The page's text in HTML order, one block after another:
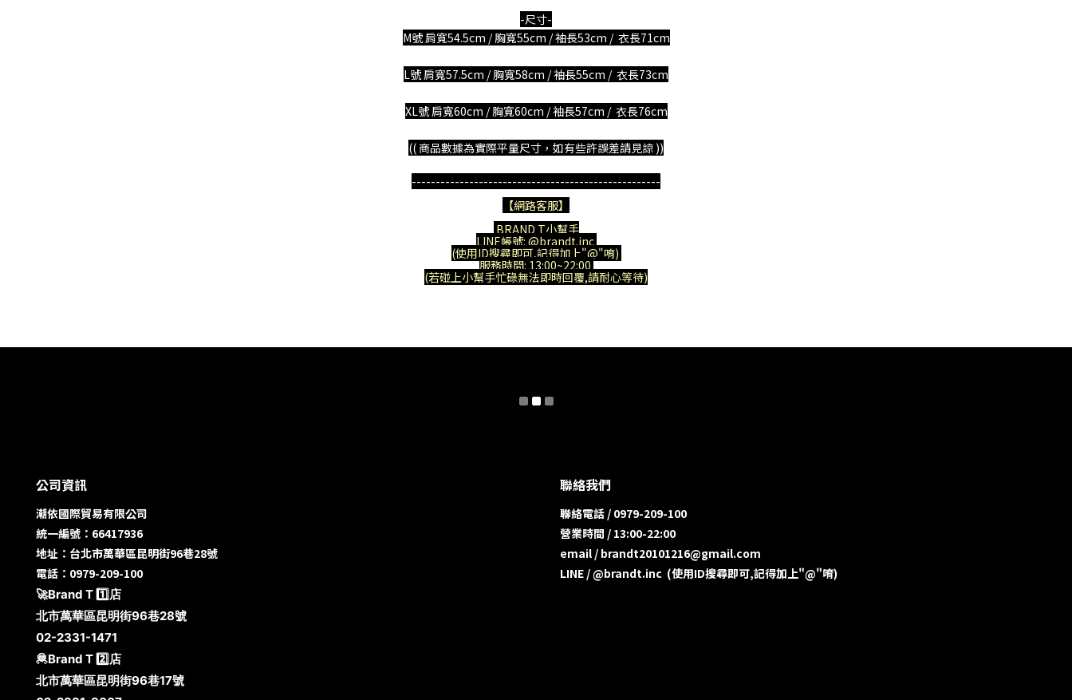
-尺寸-
M號 肩寬54.5cm / 胸寬55cm / 袖長53cm / 衣長71cm
L號 肩寬57.5cm / 胸寬58cm / 袖長55cm / 衣長73cm
XL號 肩寬60cm / 胸寬60cm / 袖長57cm / 衣長76cm
(( 商品數據為實際平量尺寸，如有些許誤差請見諒 ))
----------------------------------------------------
【網路客服】
BRAND T小幫手
LINE帳號: @brandt.inc
(使用ID搜尋即可,記得加上"@"唷)
服務時間: 13:00~22:00
(若碰上小幫手忙碌無法即時回覆,請耐心等待)
公司資訊
潮依國際貿易有限公司
統一編號：66417936
地址：台北市萬華區昆明街96巷28號
電話：0979-209-100
🚀Brand T 1️⃣店
北市萬華區昆明街96巷28號
02-2331-1471
🦧Brand T 2️⃣店
北市萬華區昆明街96巷17號
聯絡我們
聯絡電話 / 0979-209-100
營業時間 / 13:00-22:00
email / brandt20101216@gmail.com
LINE / @brandt.inc (使用ID搜尋即可,記得加上"@"唷)